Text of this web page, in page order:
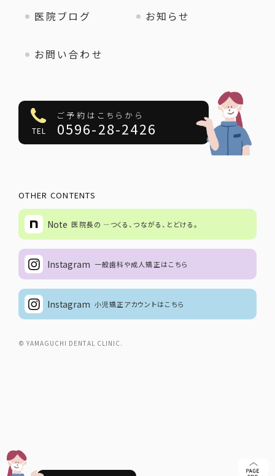
医院ブログ お知らせ
お問い合わせ
ご予約はこちらから
TEL 0596-28-2426
OTHER CONTENTS
Note 医院長の ―つくる、つながる、とどける。
Instagram 一般歯科や成人矯正はこちら
Instagram 小児矯正アカウントはこちら
© YAMAGUCHI DENTAL CLINIC.